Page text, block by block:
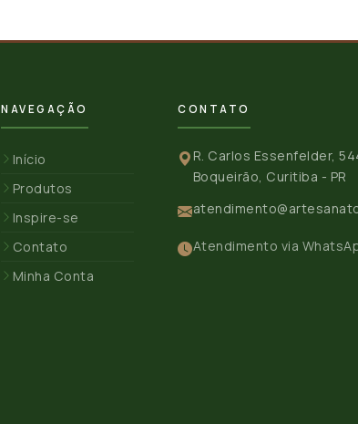
NAVEGAÇÃO
Início
Produtos
Inspire-se
Contato
Minha Conta
CONTATO
R. Carlos Essenfelder,
Boqueirão, Curitiba - PR
Atendimento via